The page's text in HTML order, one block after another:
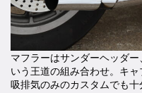
マフラーはサンダーヘッダ
いう王道の組み合わせ。キャ
吸排気のみのカスタムでも十